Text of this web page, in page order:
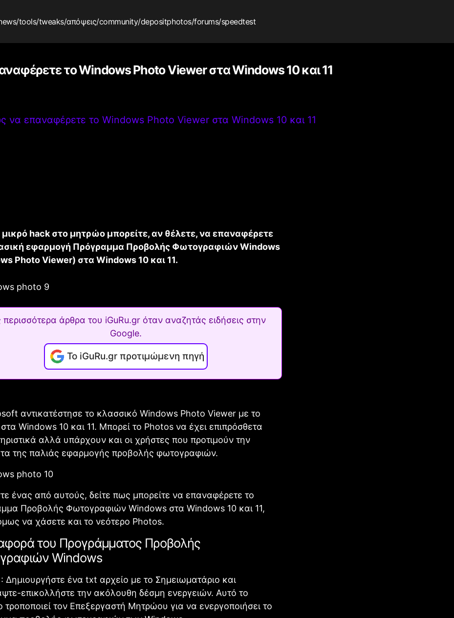
/tools/tweaks/απόψεις/community/depositphotos/forums/speedtest
το Windows Photo Viewer στα Windows 10 και 11
να επαναφέρετε το Windows Photo Viewer στα Windows 10 και 11
hack στο μητρώο μπορείτε, αν θέλετε, να επαναφέρετε
εφαρμογή Πρόγραμμα Προβολής Φωτογραφιών Windows
Photo Viewer) στα Windows 10 και 11.
περισσότερα άρθρα του iGuRu.gr όταν αναζητάς ειδήσεις στην
Google.
Το iGuRu.gr προτιμώμενη πηγή
αντικατέστησε το κλασσικό Windows Photo Viewer με το
Windows 10 και 11. Μπορεί το Photos να έχει επιπρόσθετα
αλλά υπάρχουν και οι χρήστες που προτιμούν την
της παλιάς εφαρμογής προβολής φωτογραφιών.
ένας από αυτούς, δείτε πως μπορείτε να επαναφέρετε το
Προβολής Φωτογραφιών Windows στα Windows 10 και 11,
να χάσετε και το νεότερο Photos.
του Προγράμματος Προβολής
Windows
: Δημιουργήστε ένα txt αρχείο με το Σημειωματάριο και
επικολλήστε την ακόλουθη δέσμη ενεργειών. Αυτό το
τροποποιεί τον Επεξεργαστή Μητρώου για να ενεργοποιήσει το